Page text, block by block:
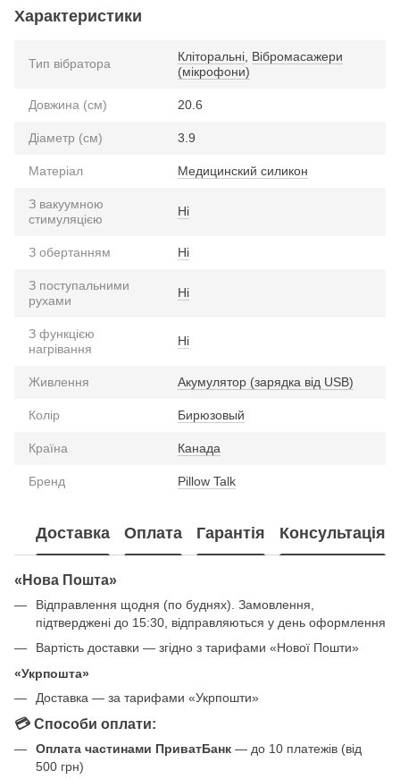
Характеристики
Тип вібратора Кліторальні Вібромасажери
(мікрофони)
Довжина (см) 20.6
Діаметр (см) 3.9
Матеріал Медицинский силикон
З вакуумною
стимуляцією
Ні
З обертанням Ні
З поступальними
рухами
Ні
З функцією
нагрівання
Ні
Живлення Акумулятор (зарядка від USB)
Колір Бирюзовый
Країна Канада
Бренд Pillow Talk
Доставка Оплата Гарантія Консультація
«Нова Пошта»
Відправлення щодня (по буднях). Замовлення,
підтверджені до 15:30, відправляються у день оформлення
Вартість доставки — згідно з тарифами «Нової Пошти»
«Укрпошта»
Доставка — за тарифами «Укрпошти»
💳 Способи оплати:
Оплата частинами ПриватБанк — до 10 платежів (від
500 грн)